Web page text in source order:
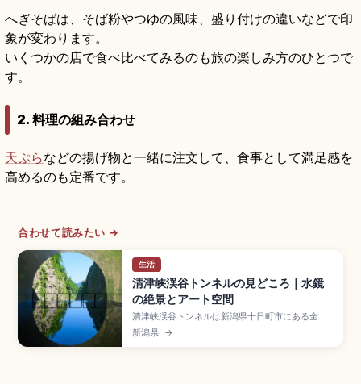
へぎそばは、そば粉やつゆの風味、盛り付けの違いなどで印
象が変わります。
いくつかの店で食べ比べてみるのも旅の楽しみ方のひとつで
す。
2. 料理の組み合わせ
天ぷらなどの揚げ物と一緒に注文して、食事として満足感を
高めるのも定番です。
合わせて読みたい →
生活
清津峡渓谷トンネルの見どころ｜水鏡
の絶景とアート空間
清津峡渓谷トンネルは新潟県十日町市にある全長
750mの観光名所で、日本三大渓谷・清津峡の絶
景と現代アートが融合したスポット。最奥部「パ
新潟県 →